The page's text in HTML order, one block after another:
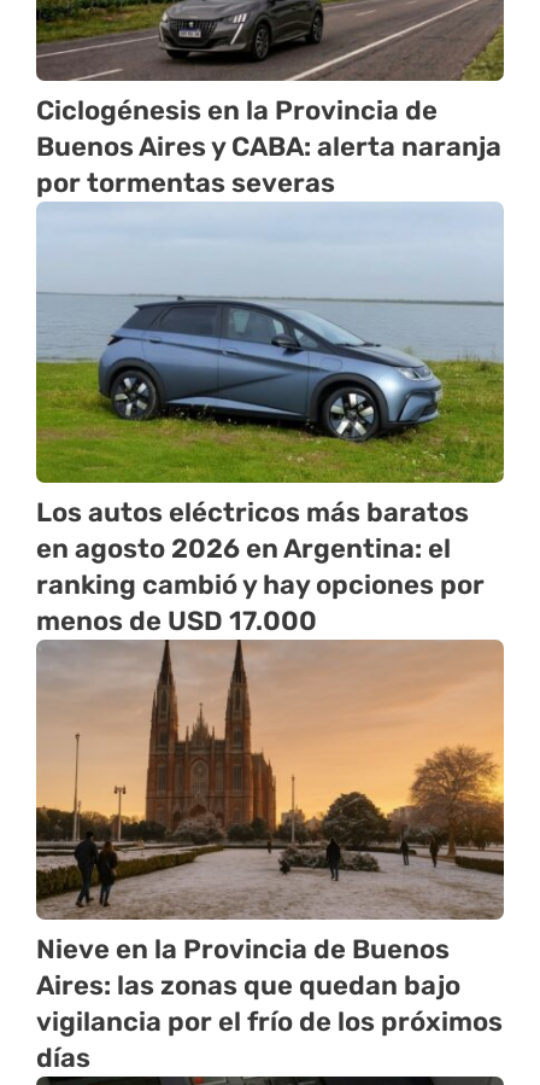
Ciclogénesis en la Provincia de
Buenos Aires y CABA: alerta naranja
por tormentas severas
Los autos eléctricos más baratos
en agosto 2026 en Argentina: el
ranking cambió y hay opciones por
menos de USD 17.000
Nieve en la Provincia de Buenos
Aires: las zonas que quedan bajo
vigilancia por el frío de los próximos
días